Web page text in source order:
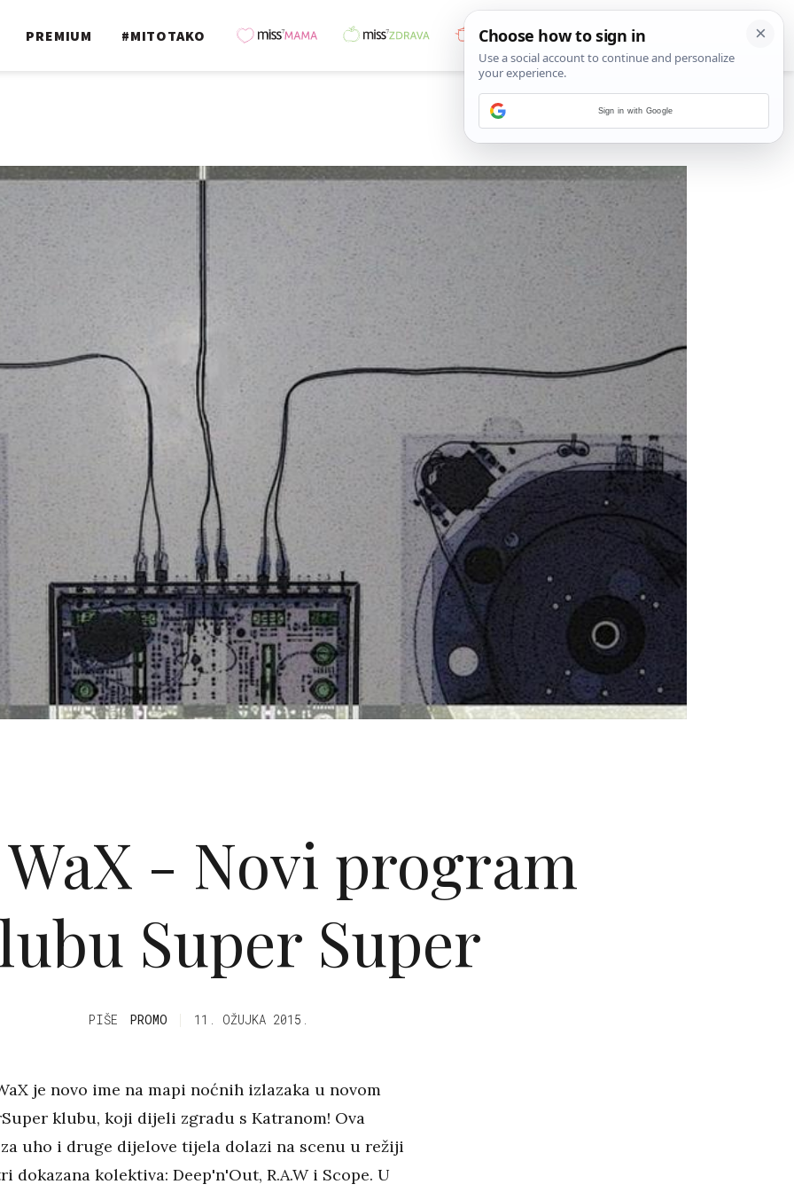
PREMIUM #MITOTAKO
- Novi program
Super Super
PIŠE PROMO 11. OŽUJKA 2015.
je novo ime na mapi noćnih izlazaka u novom
klubu, koji dijeli zgradu s Katranom! Ova
uho i druge dijelove tijela dolazi na scenu u režiji
dokazana kolektiva: Deep'n'Out, R.A.W i Scope. U
Sign in with Google